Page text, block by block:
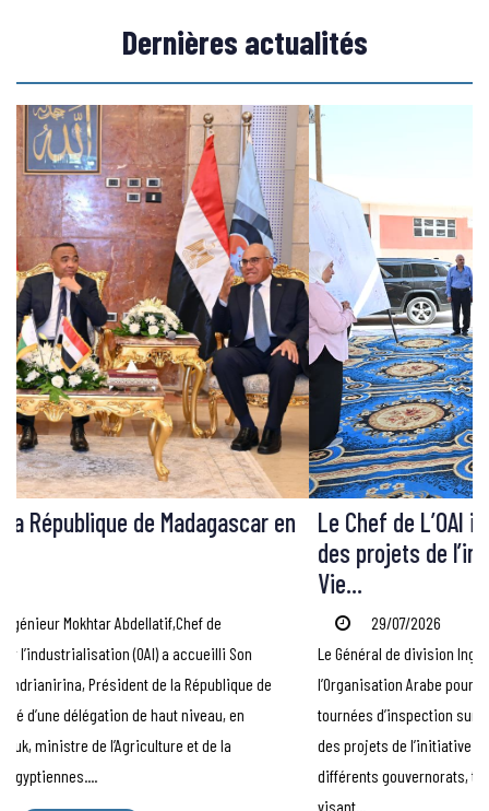
Dernières actualités
Le Chef de L’OAI inspecte l’état d’avancement
des projets de l’initiative présidentielle « Une
29/07/2026
Le Général de division Ingénieur Mokhtar Abdellatif, Chef de
l’Organisation Arabe pour l’Industrialisation (OAI), poursuit ses
tournées d’inspection sur le terrain afin de suivre l’état d’avancement
des projets de l’initiative présidentielle « Une Vie Décente 1 » dans les
différents gouvernorats, tout en donnant des instructions fermes
visant...